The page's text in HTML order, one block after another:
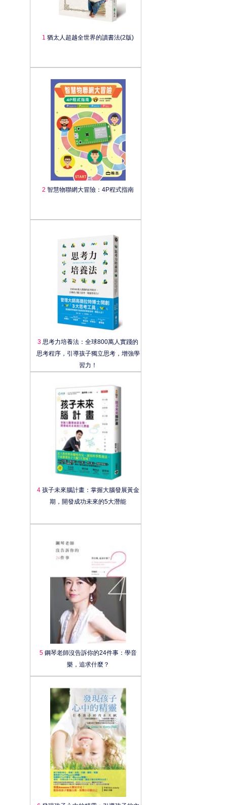
1 猶太人超越全世界的讀書法(2版)
2 智慧物聯網大冒險：4P程式指南
3 思考力培養法：全球800萬人實踐的
思考程序，引導孩子獨立思考，增強學
習力！
4孩子未來腦計畫：掌握大腦發展黃金
期，開發成功未來的5大潛能
5鋼琴老師沒告訴你的24件事：學音
樂，追求什麼？